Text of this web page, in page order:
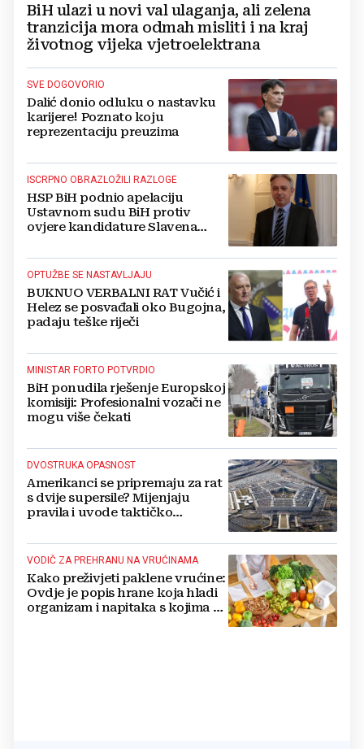
BiH ulazi u novi val ulaganja, ali zelena
tranzicija mora odmah misliti i na kraj
životnog vijeka vjetroelektrana
SVE DOGOVORIO
Dalić donio odluku o nastavku
karijere! Poznato koju
reprezentaciju preuzima
ISCRPNO OBRAZLOŽILI RAZLOGE
HSP BiH podnio apelaciju
Ustavnom sudu BiH protiv
ovjere kandidature Slavena
OPTUŽBE SE NASTAVLJAJU
BUKNUO VERBALNI RAT Vučić i
Helez se posvađali oko Bugojna,
padaju teške riječi
MINISTAR FORTO POTVRDIO
BiH ponudila rješenje Europskoj
komisiji: Profesionalni vozači ne
mogu više čekati
DVOSTRUKA OPASNOST
Amerikanci se pripremaju za rat
s dvije supersile? Mijenjaju
pravila i uvode taktičko
VODIČ ZA PREHRANU NA VRUĆINAMA
Kako preživjeti paklene vrućine:
Ovdje je popis hrane koja hladi
organizam i napitaka s kojima si